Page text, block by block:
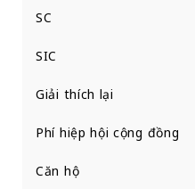
SC
SIC
Giải thích lại
Phí hiệp hội cộng đồng
Căn hộ